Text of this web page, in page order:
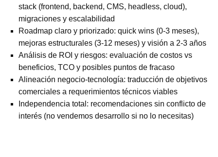
stack (frontend, backend, CMS, headless, cloud),
migraciones y escalabilidad
Roadmap claro y priorizado: quick wins (0-3 meses),
mejoras estructurales (3-12 meses) y visión a 2-3 años
Análisis de ROI y riesgos: evaluación de costos vs
beneficios, TCO y posibles puntos de fracaso
Alineación negocio-tecnología: traducción de objetivos
comerciales a requerimientos técnicos viables
Independencia total: recomendaciones sin conflicto de
interés (no vendemos desarrollo si no lo necesitas)